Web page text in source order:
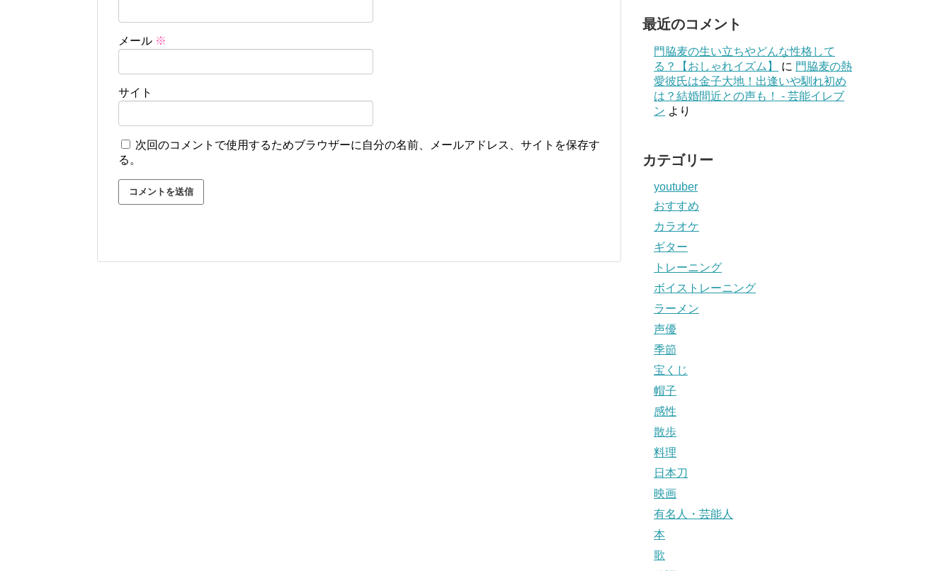
メール ※
サイト
次回のコメントで使用するためブラウザーに自分の名前、メールアドレス、サイトを保存す
る。
最近のコメント
門脇麦の生い立ちやどんな性格して
る？【おしゃれイズム】
に 門脇麦の熱
愛彼氏は金子大地！出逢いや馴れ初め
は？結婚間近との声も！ - 芸能イレブ
ン より
カテゴリー
youtuber
おすすめ
カラオケ
ギター
トレーニング
ボイストレーニング
ラーメン
声優
季節
宝くじ
帽子
感性
散歩
料理
日本刀
映画
有名人・芸能人
本
歌